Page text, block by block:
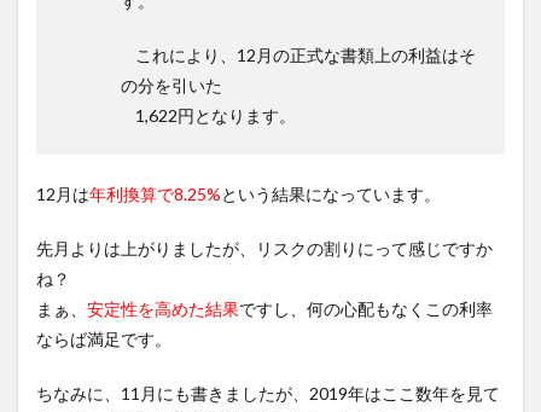
これにより、12月の正式な書類上の利益はそ
の分を引いた
1,622円となります。
12月は年利換算で8.25%という結果になっています。
先月よりは上がりましたが、リスクの割りにって感じですか
ね？
まぁ、 安定性を高めた結果ですし、何の心配もなくこの利率
ならば満足です。
ちなみに、11月にも書きましたが、2019年はここ数年を見て